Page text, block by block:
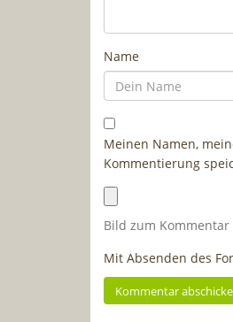
Name
Meinen Namen,
Kommentierung
Bild zum Kommentar
Mit Absenden des